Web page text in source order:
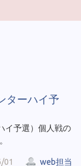
ターハイ予
イ予選）個人戦の
01 web担当